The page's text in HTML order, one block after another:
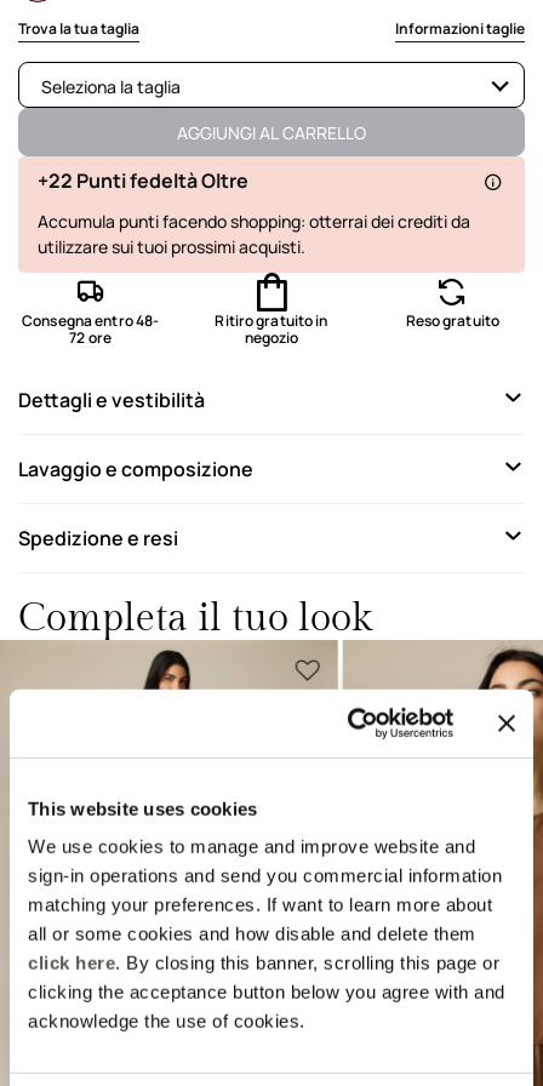
This website uses cookies
We use cookies to manage and improve website and
sign-in operations and send you commercial information
matching your preferences. If want to learn more about
all or some cookies and how disable and delete them
click here. By closing this banner, scrolling this page or
clicking the acceptance button below you agree with and
acknowledge the use of cookies.
selected
Trova la tua taglia Informazioni taglie
Seleziona la taglia
Disponibile
Disponibile
Disponibile
AGGIUNGI AL CARRELLO
+22 Punti fedeltà Oltre
Accumula punti facendo shopping: otterrai dei crediti da
utilizzare sui tuoi prossimi acquisti.
Consegna entro 48-
72 ore
Ritiro gratuito in
negozio
Reso gratuito
Dettagli e vestibilità
Lavaggio e composizione
Spedizione e resi
Completa il tuo look
Previous